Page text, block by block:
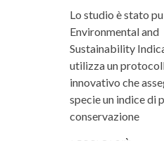
Lo studio è stato
Environmental and
Sustainability
utilizza un
innovativo che
specie un indice di
conservazione